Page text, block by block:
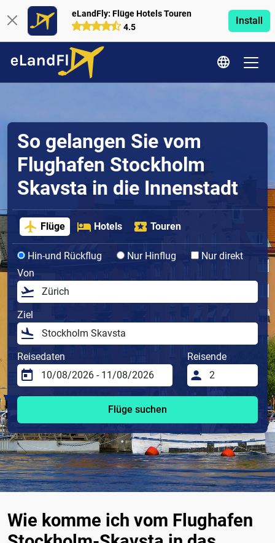
eLandFly: Flüge Hotels Touren
4.5
Install
So gelangen Sie vom
Flughafen Stockholm
Skavsta in die Innenstadt
Flüge Hotels Touren
Hin-und Rückflug Nur Hinflug
Nur direkt
Von
Ziel
Reisedaten Reisende
Flüge suchen
Wie komme ich vom Flughafen